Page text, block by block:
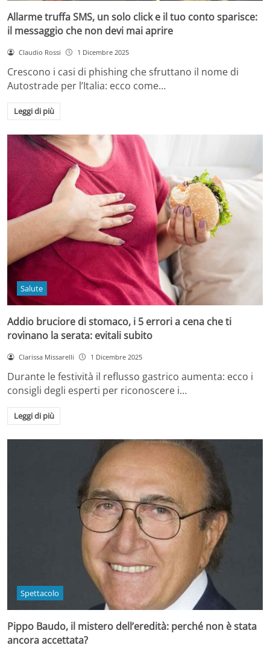
Allarme truffa SMS, un solo click e il tuo conto sparisce:
il messaggio che non devi mai aprire
Claudio Rossi 1 Dicembre 2025
Crescono i casi di phishing che sfruttano il nome di
Autostrade per l’Italia: ecco come…
Leggi di più
Salute
Addio bruciore di stomaco, i 5 errori a cena che ti
rovinano la serata: evitali subito
Clarissa Missarelli 1 Dicembre 2025
Durante le festività il reflusso gastrico aumenta: ecco i
consigli degli esperti per riconoscere i…
Leggi di più
Spettacolo
Pippo Baudo, il mistero dell’eredità: perché non è stata
ancora accettata?